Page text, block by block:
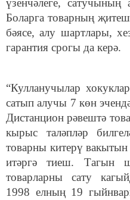
Боларга товарның
бәясе, алу шартлары,
гарантия срогы да керә.
“Кулланучылар
сатып алучы 7 көн
Дистанцион рәвештә
кырыс таләпләр
товарны китерү вакытын
итәргә тиеш. Тагын
товарларны сату
1998 елның 19